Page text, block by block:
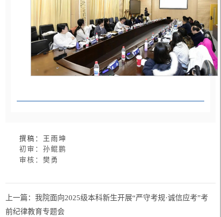
撰稿：王雨坤
初审：孙鲲鹏
审核：樊勇
上一篇：我院面向2025级本科新生开展“严守考规·诚信应考”考
前纪律教育专题会